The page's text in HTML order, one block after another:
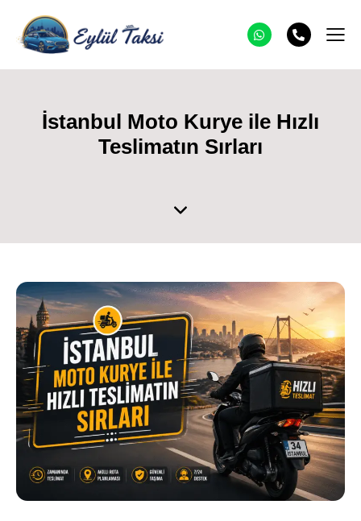
İstanbul Moto Kurye ile Hızlı
Teslimatın Sırları